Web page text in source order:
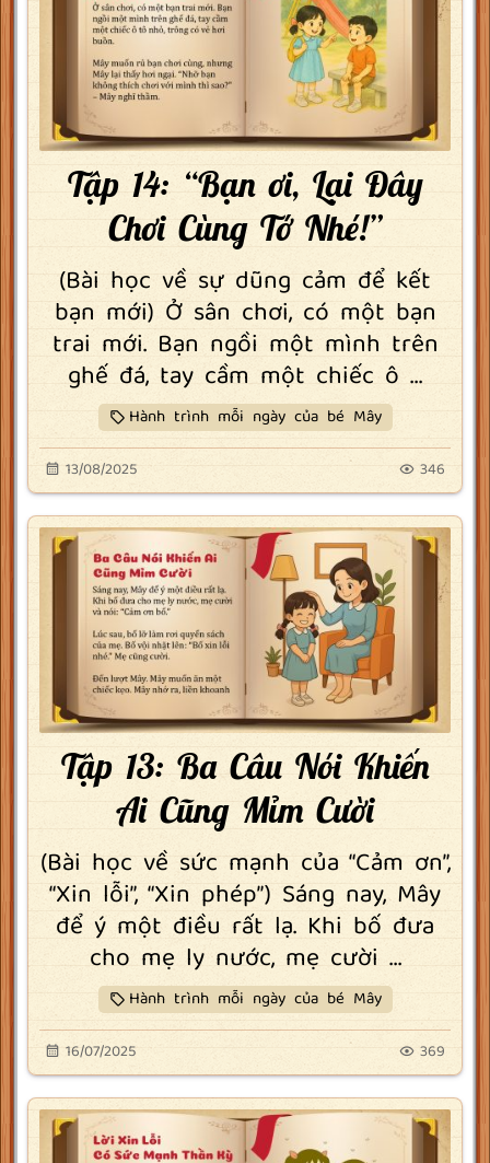
Tập 14: “Bạn ơi, Lại Đây
Chơi Cùng Tớ Nhé!”
(Bài học về sự dũng cảm để kết
bạn mới) Ở sân chơi, có một bạn
trai mới. Bạn ngồi một mình trên
ghế đá, tay cầm một chiếc ô ...
Hành trình mỗi ngày của bé Mây
13/08/2025 346
Tập 13: Ba Câu Nói Khiến
Ai Cũng Mỉm Cười
(Bài học về sức mạnh của “Cảm ơn”,
“Xin lỗi”, “Xin phép”) Sáng nay, Mây
để ý một điều rất lạ. Khi bố đưa
cho mẹ ly nước, mẹ cười ...
Hành trình mỗi ngày của bé Mây
16/07/2025 369